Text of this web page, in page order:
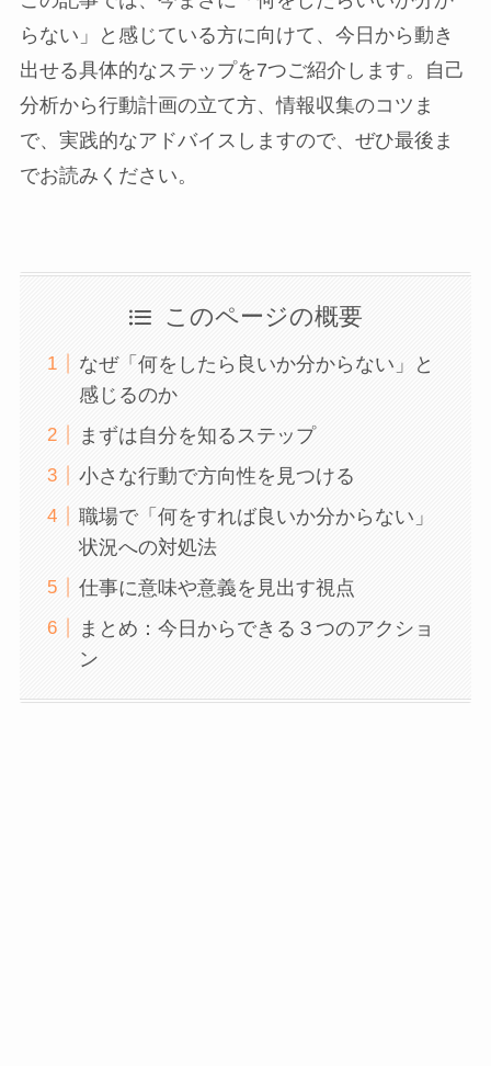
らない」と感じている方に向けて、今日から動き
出せる具体的なステップを7つご紹介します。自己
分析から行動計画の立て方、情報収集のコツま
で、実践的なアドバイスしますので、ぜひ最後ま
でお読みください。
このページの概要
なぜ「何をしたら良いか分からない」と
感じるのか
まずは自分を知るステップ
小さな行動で方向性を見つける
職場で「何をすれば良いか分からない」
状況への対処法
仕事に意味や意義を見出す視点
まとめ：今日からできる３つのアクショ
ン